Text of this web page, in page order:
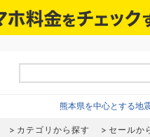
熊本県を中心とする地
カテゴリから探す セールか